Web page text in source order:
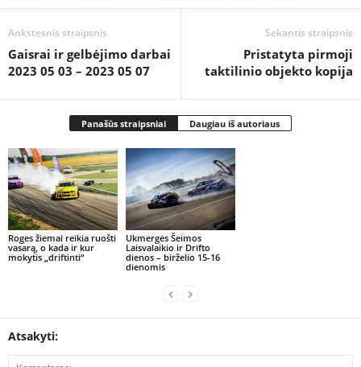
Ankstesnis straipsnis
Gaisrai ir gelbėjimo darbai
2023 05 03 – 2023 05 07
Sekantis straipsnis
Pristatyta pirmoji
taktilinio objekto kopija
Panašūs straipsniai Daugiau iš autoriaus
Roges žiemai reikia ruošti
vasarą, o kada ir kur
mokytis „driftinti“
Ukmergės Šeimos
Laisvalaikio ir Drifto
dienos – birželio 15-16
dienomis
Atsakyti: